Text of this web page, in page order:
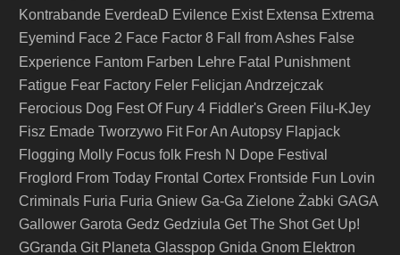
Kontrabande EverdeaD Evilence Exist Extensa Extrema
Eyemind Face 2 Face Factor 8 Fall from Ashes False
Experience Fantom Farben Lehre Fatal Punishment
Fatigue Fear Factory Feler Felicjan Andrzejczak
Ferocious Dog Fest Of Fury 4 Fiddler's Green Filu-KJey
Fisz Emade Tworzywo Fit For An Autopsy Flapjack
Flogging Molly Focus folk Fresh N Dope Festival
Froglord From Today Frontal Cortex Frontside Fun Lovin
Criminals Furia Furia Gniew Ga-Ga Zielone Żabki GAGA
Gallower Garota Gedz Gedziula Get The Shot Get Up!
GGranda Git Planeta Glasspop Gnida Gnom Elektron